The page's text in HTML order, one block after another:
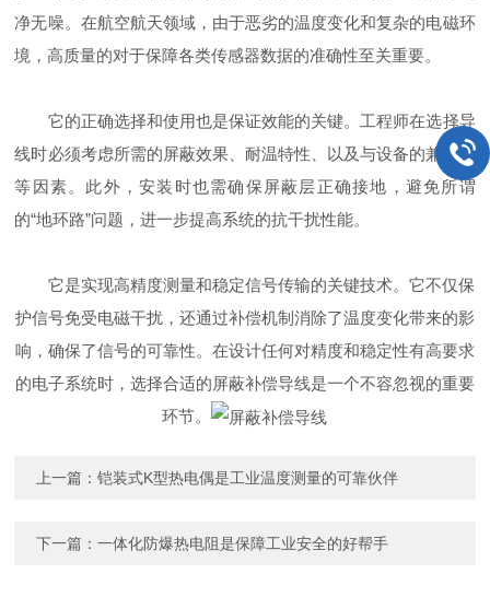
净无噪。在航空航天领域，由于恶劣的温度变化和复杂的电磁环
境，高质量的对于保障各类传感器数据的准确性至关重要。
它的正确选择和使用也是保证效能的关键。工程师在选择导
线时必须考虑所需的屏蔽效果、耐温特性、以及与设备的兼容性
等因素。此外，安装时也需确保屏蔽层正确接地，避免所谓
的“地环路”问题，进一步提高系统的抗干扰性能。
它是实现高精度测量和稳定信号传输的关键技术。它不仅保
护信号免受电磁干扰，还通过补偿机制消除了温度变化带来的影
响，确保了信号的可靠性。在设计任何对精度和稳定性有高要求
的电子系统时，选择合适的屏蔽补偿导线是一个不容忽视的重要
环节。
上一篇：铠装式K型热电偶是工业温度测量的可靠伙伴
下一篇：一体化防爆热电阻是保障工业安全的好帮手